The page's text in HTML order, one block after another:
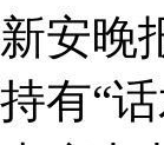
新安晚
持有“